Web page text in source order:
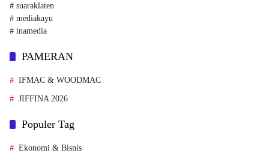
# suaraklaten
# mediakayu
# inamedia
PAMERAN
IFMAC & WOODMAC
JIFFINA 2026
Populer Tag
Ekonomi & Bisnis